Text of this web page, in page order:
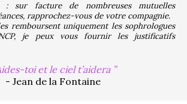
: sur facture de nombreuses mutuelles
rapprochez-vous de votre compagnie.
remboursent uniquement les sophrologues
je peux vous fournir les justificatifs
toi et le ciel t’aidera
- Jean de la Fontaine